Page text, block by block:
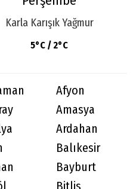
Karla Karışık Yağmur
5°C / 2°C
Afyon
Amasya
Ardahan
Balıkesir
Bayburt
Bitlis